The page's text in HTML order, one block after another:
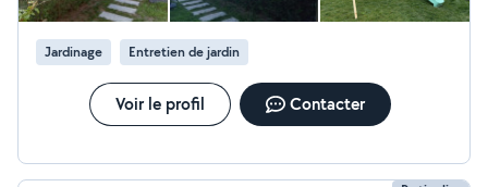
Jardinage Entretien de jardin
Voir le profil Contacter